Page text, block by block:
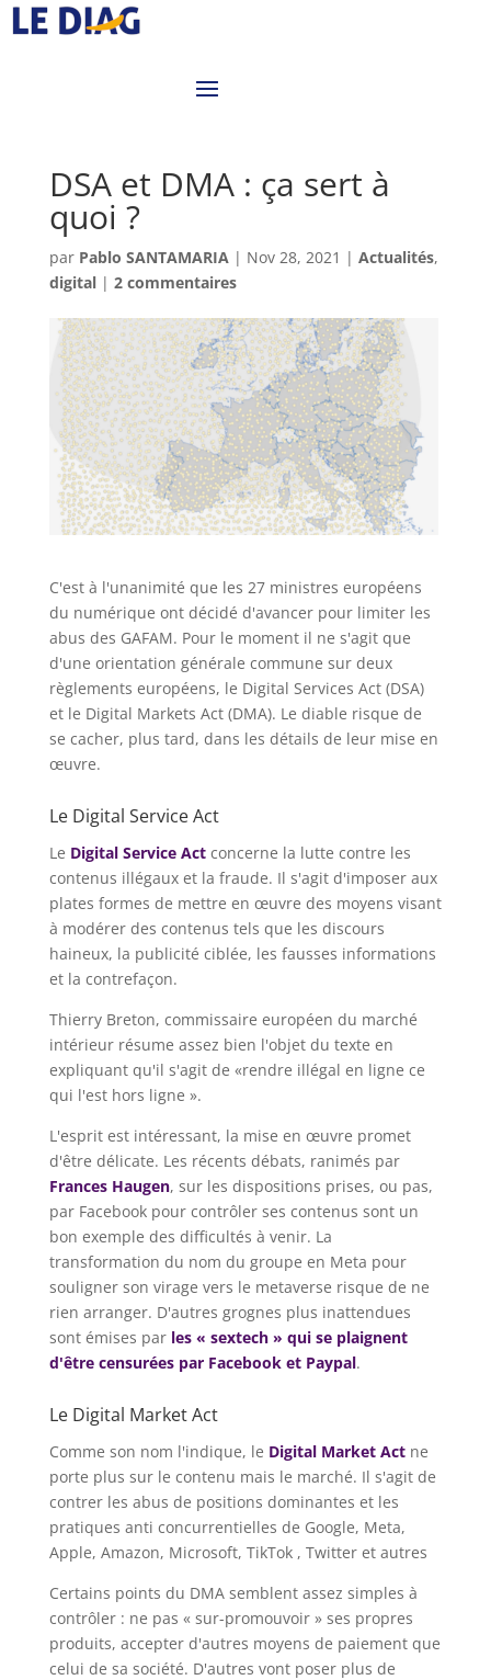
DSA et DMA : ça sert à
quoi ?
par Pablo SANTAMARIA| Nov 28, 2021 | Actualités,
digital| 2 commentaires
C'est à l'unanimité que les 27 ministres européens
du numérique ont décidé d'avancer pour limiter les
abus des GAFAM. Pour le moment il ne s'agit que
d'une orientation générale commune sur deux
règlements européens, le Digital Services Act (DSA)
et le Digital Markets Act (DMA). Le diable risque de
se cacher, plus tard, dans les détails de leur mise en
œuvre.
Le Digital Service Act
Le Digital Service Actconcerne la lutte contre les
contenus illégaux et la fraude. Il s'agit d'imposer aux
plates formes de mettre en œuvre des moyens visant
à modérer des contenus tels que les discours
haineux, la publicité ciblée, les fausses informations
et la contrefaçon.
Thierry Breton, commissaire européen du marché
intérieur résume assez bien l'objet du texte en
expliquant qu'il s'agit de «rendre illégal en ligne ce
qui l'est hors ligne ».
L'esprit est intéressant, la mise en œuvre promet
d'être délicate. Les récents débats, ranimés par
Frances Haugen, sur les dispositions prises, ou pas,
par Facebook pour contrôler ses contenus sont un
bon exemple des difficultés à venir. La
transformation du nom du groupe en Meta pour
souligner son virage vers le metaverse risque de ne
rien arranger. D'autres grognes plus inattendues
sont émises par les « sextech » qui se plaignent
d'être censurées par Facebook et Paypal.
Le Digital Market Act
Comme son nom l'indique, le Digital Market Act ne
porte plus sur le contenu mais le marché. Il s'agit de
contrer les abus de positions dominantes et les
pratiques anti concurrentielles de Google, Meta,
Apple, Amazon, Microsoft, TikTok , Twitter et autres
Certains points du DMA semblent assez simples à
contrôler : ne pas « sur-promouvoir » ses propres
produits, accepter d'autres moyens de paiement que
celui de sa société. D'autres vont poser plus de